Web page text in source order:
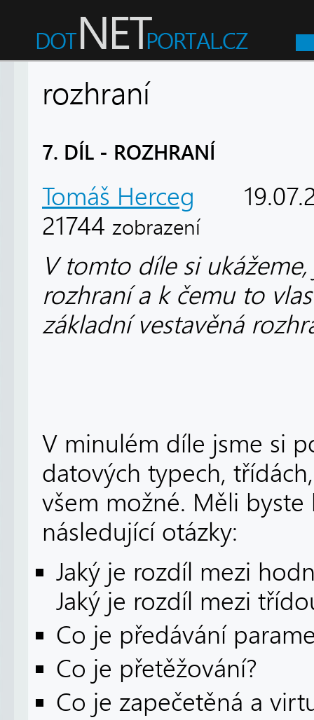
rozhraní
7. DÍL - ROZHRANÍ
Tomáš Herceg
21744 zobrazení
V tomto díle si
rozhraní a k čemu to
základní vestavěná
V minulém díle jsme si
datových typech,
všem možné. Měli
následující otázky:
Jaký je rozdíl mezi
Jaký je rozdíl mezi
Co je předávání
Co je přetěžování?
Co je zapečetěná a